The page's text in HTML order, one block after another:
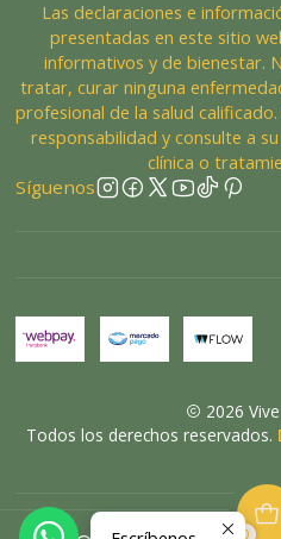
0
Las declaraciones e
presentadas en este sitio
informativos y de bienestar.
tratar, curar ninguna
profesional de la salud
responsabilidad y consulte a
clínica o
Síguenos
2026
Todos los derechos reservados.